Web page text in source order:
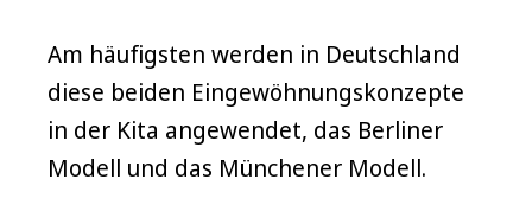
Am häufigsten werden in Deutschland
diese beiden Eingewöhnungskonzepte
in der Kita angewendet, das Berliner
Modell und das Münchener Modell.